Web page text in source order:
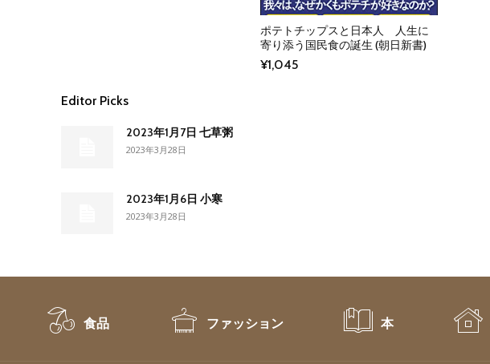
Editor Picks
2023年1月7日 七草粥
2023年3月28日
2023年1月6日 小寒
2023年3月28日
ポテトチップスと日本人 人生に
寄り添う国民食の誕生 (朝日新書)
¥1,045
食品 ファッション 本